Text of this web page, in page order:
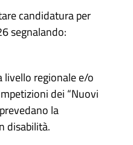
candidatura per
segnalando:
livello regionale e/o
dei “Nuovi
la
disabilità.